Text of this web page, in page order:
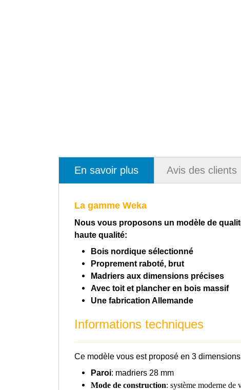
En savoir plus Avis des clients
La gamme Weka
Nous vous proposons un modèle de
haute qualité:
Bois nordique sélectionné
Proprement raboté, brut
Madriers aux dimensions précises
Avec toit et plancher en bois massif
Une fabrication Allemande
Informations techniques
Ce modèle vous est proposé en 3
Paroi: madriers 28 mm
Mode de construction: système moderne de